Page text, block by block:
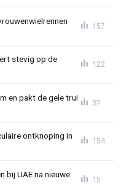
157
stevig op de
122
en pakt de gele trui
37
ontknoping in
154
bij UAE na nieuwe
15